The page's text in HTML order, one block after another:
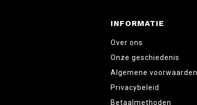
INFORMATIE
Over ons
Onze geschiedenis
Algemene voorwaarden
Privacybeleid
Betaalmethoden